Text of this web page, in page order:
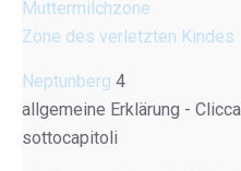
Muttermilchzone
Zone des verletzten Kindes
Neptunberg 4
allgemeine Erklärung -
sottocapitoli